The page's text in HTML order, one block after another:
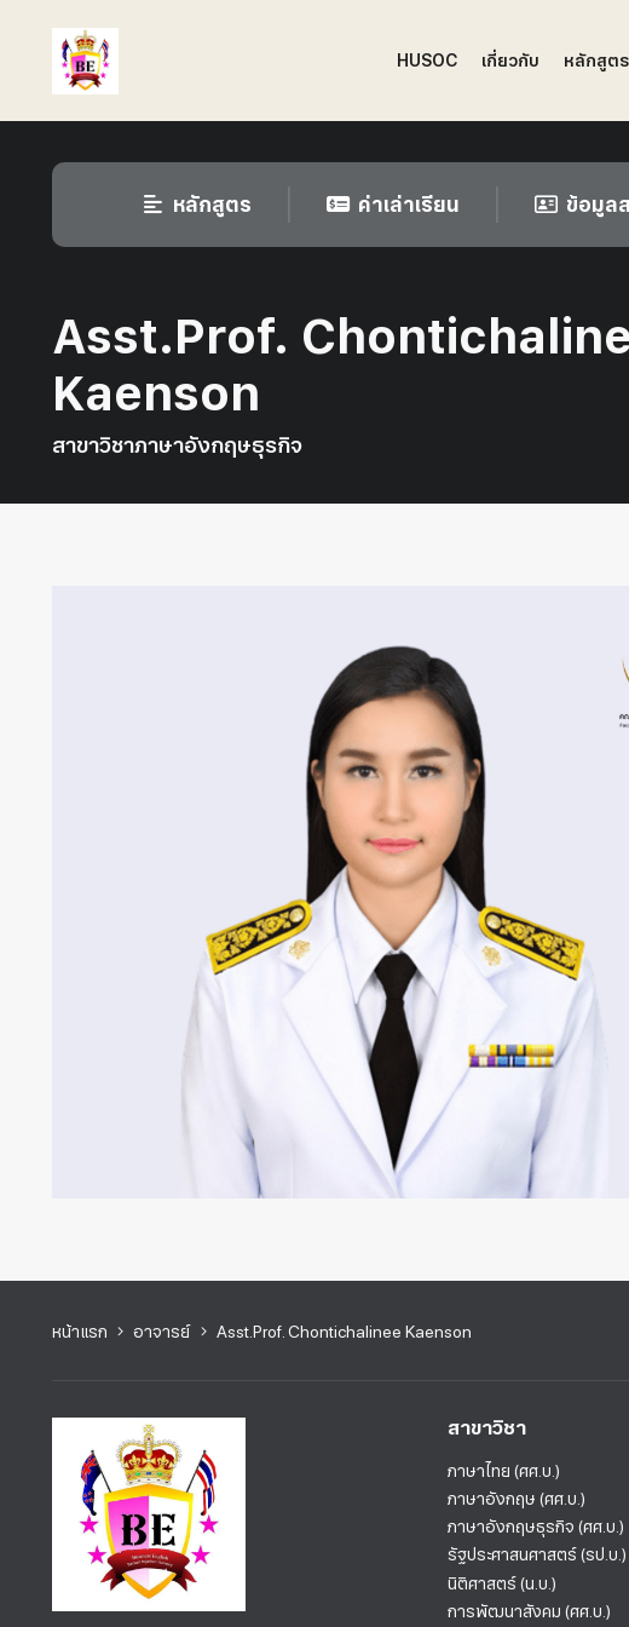
HUSOC เกี่ยวกับ หลักสูตร
หลักสูตร ค่าเล่าเรียน ข้อมูล
Asst.Prof.
Kaenson
สาขาวิชาภาษาอังกฤษธุรกิจ
หน้าแรก อาจารย์ Asst.Prof. Chontichalinee Kaenson
สาขาวิชา
ภาษาไทย (ศศ.บ.)
ภาษาอังกฤษ (ศศ.บ.)
ภาษาอังกฤษธุรกิจ (ศศ.บ.)
รัฐประศาสนศาสตร์ (รป.บ.)
นิติศาสตร์ (น.บ.)
การพัฒนาสังคม (ศศ.บ.)